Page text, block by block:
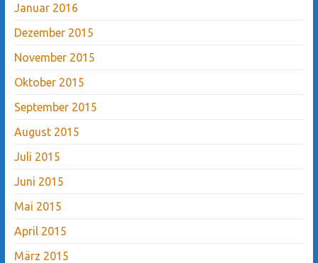
Januar 2016
Dezember 2015
November 2015
Oktober 2015
September 2015
August 2015
Juli 2015
Juni 2015
Mai 2015
April 2015
März 2015